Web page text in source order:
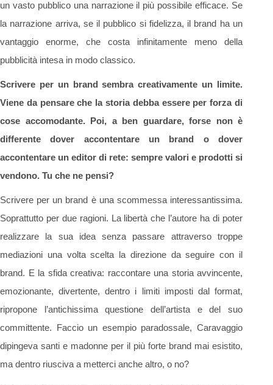
un vasto pubblico una narrazione il più possibile efficace. Se
la narrazione arriva, se il pubblico si fidelizza, il brand ha un
vantaggio enorme, che costa infinitamente meno della
pubblicità intesa in modo classico.
Scrivere per un brand sembra creativamente un limite.
Viene da pensare che la storia debba essere per forza di
cose accomodante. Poi, a ben guardare, forse non è
differente dover accontentare un brand o dover
accontentare un editor di rete: sempre valori e prodotti si
vendono. Tu che ne pensi?
Scrivere per un brand è una scommessa interessantissima.
Soprattutto per due ragioni. La libertà che l’autore ha di poter
realizzare la sua idea senza passare attraverso troppe
mediazioni una volta scelta la direzione da seguire con il
brand. E la sfida creativa: raccontare una storia avvincente,
emozionante, divertente, dentro i limiti imposti dal format,
ripropone l’antichissima questione dell’artista e del suo
committente. Faccio un esempio paradossale, Caravaggio
dipingeva santi e madonne per il più forte brand mai esistito,
ma dentro riusciva a metterci anche altro, o no?